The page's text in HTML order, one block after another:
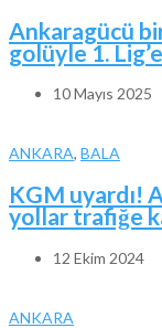
Ankaragücü
golüyle 1.
10 Mayıs 2025
ANKARA, BALA
KGM uyardı!
yollar trafiğe
12 Ekim 2024
ANKARA